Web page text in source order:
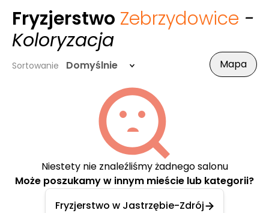
Fryzjerstwo Zebrzydowice -
Koloryzacja
Sortowanie Domyślnie Mapa
Niestety nie znaleźliśmy żadnego salonu
Może poszukamy w innym mieście lub kategorii?
Fryzjerstwo w Jastrzębie-Zdrój